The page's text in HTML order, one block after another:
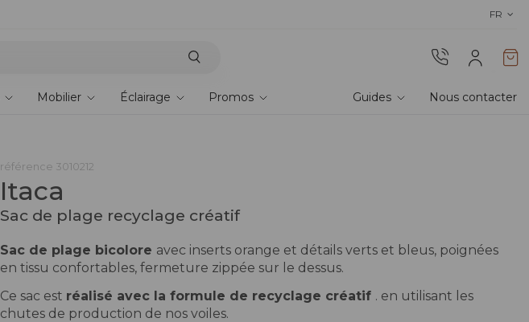
! Commandez des FR
Mobilier Éclairage Promos Guides Nous contacter
référence 3010212
Itaca
Sac de plage recyclage créatif
Sac de plage bicolore avec inserts orange et détails verts et bleus, poignées
en tissu confortables, fermeture zippée sur le dessus.
Ce sac est réalisé avec la formule de recyclage créatif . en utilisant les
chutes de production de nos voiles.